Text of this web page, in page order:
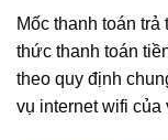
Mốc thanh toán
thức thanh toán
theo quy định
vụ internet wifi của